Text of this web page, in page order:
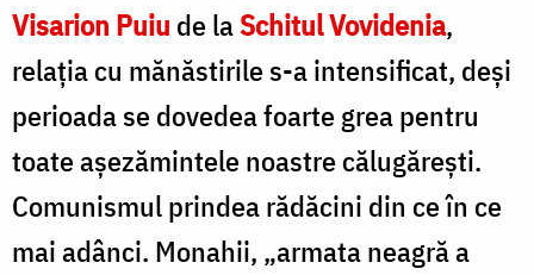
Visarion Puiu de laSchitul Vovidenia,
relația cu mănăstirile s-a intensificat, deși
perioada se dovedea foarte grea pentru
toate așezămintele noastre călugărești.
Comunismul prindea rădăcini din ce în ce
mai adânci. Monahii, „armata neagră a